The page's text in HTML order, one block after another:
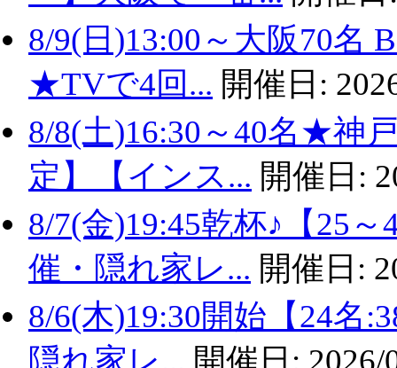
8/9(日)13:00～大阪70名
★TVで4回... 開催日:
8/8(土)16:30～40名★神
定】【インス... 開催日:
8/7(金)19:45乾杯♪【25
催・隠れ家レ... 開催日:
8/6(木)19:30開始【24名